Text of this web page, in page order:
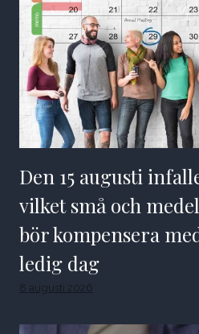
Den 15 augusti
vilket små och
bör kompensera
ledig dag
8 augusti 2026